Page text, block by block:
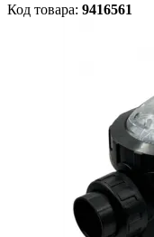
Код товара: 9416561